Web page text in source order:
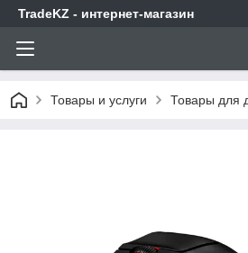
TradeKZ - интернет-магазин
Товары и услуги Товары для